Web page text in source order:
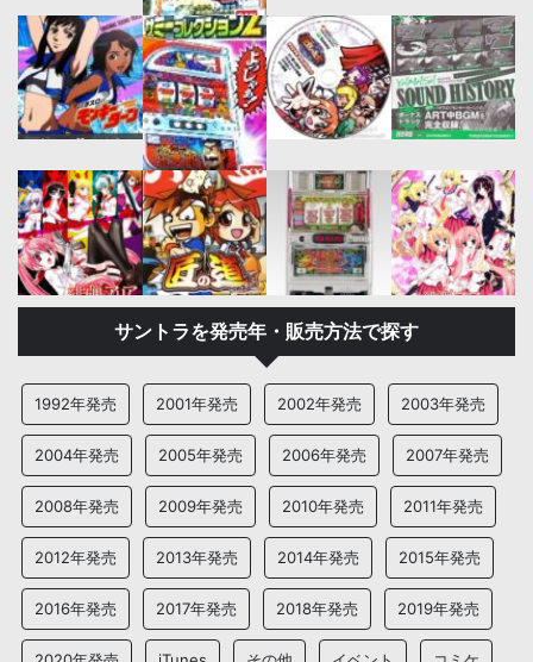
サントラを発売年・販売方法で探す
1992年発売 2001年発売 2002年発売 2003年発売
2004年発売 2005年発売 2006年発売 2007年発売
2008年発売 2009年発売 2010年発売 2011年発売
2012年発売 2013年発売 2014年発売 2015年発売
2016年発売 2017年発売 2018年発売 2019年発売